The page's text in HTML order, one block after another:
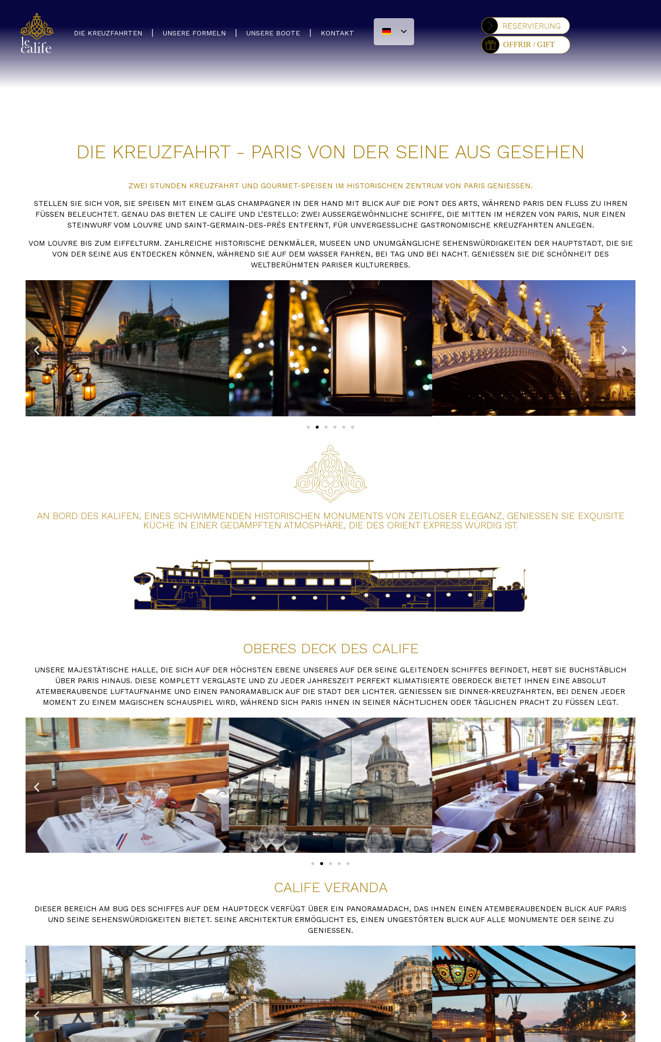
DIE KREUZFAHRTEN UNSERE FORMELN UNSERE BOOTE KONTAKT
DIE KREUZFAHRT - PARIS VON DER SEINE AUS GESEHEN
ZWEI STUNDEN KREUZFAHRT UND GOURMET-SPEISEN IM HISTORISCHEN ZENTRUM VON PARIS GENIESSEN.
STELLEN SIE SICH VOR, SIE SPEISEN MIT EINEM GLAS CHAMPAGNER IN DER HAND MIT BLICK AUF DIE PONT DES ARTS, WÄHREND PARIS DEN FLUSS ZU IHREN
FÜSSEN BELEUCHTET. GENAU DAS BIETEN LE CALIFE UND L’ESTELLO: ZWEI AUSSERGEWÖHNLICHE SCHIFFE, DIE MITTEN IM HERZEN VON PARIS, NUR EINEN ST
EINWURF VOM LOUVRE UND SAINT-GERMAIN-DES-PRÉS ENTFERNT, FÜR UNVERGESSLICHE GASTRONOMISCHE KREUZFAHRTEN ANLEGEN.
VOM LOUVRE BIS ZUM EIFFELTURM. ZAHLREICHE HISTORISCHE DENKMÄLER, MUSEEN UND UNUMGÄNGLICHE SEHENSWÜRDIGKEITEN DER HAUPTSTADT, DIE SIE
VON DER SEINE AUS ENTDECKEN KÖNNEN, WÄHREND SIE AUF DEM WASSER FAHREN, BEI TAG UND BEI NACHT. GENIESSEN SIE DIE SCHÖNHEIT DES W
ELTBERÜHMTEN PARISER KULTURERBES.
AN BORD DES KALIFEN, EINES SCHWIMMENDEN HISTORISCHEN MONUMENTS VON ZEITLOSER ELEGANZ, GENIESSEN SIE EXQUISITE K
ÜCHE IN EINER GEDÄMPFTEN ATMOSPHÄRE, DIE DES ORIENT EXPRESS WÜRDIG IST.
OBERES DECK DES CALIFE
UNSERE MAJESTÄTISCHE HALLE, DIE SICH AUF DER HÖCHSTEN EBENE UNSERES AUF DER SEINE GLEITENDEN SCHIFFES BEFINDET, HEBT SIE BUCHSTÄBLICH
ÜBER PARIS HINAUS. DIESE KOMPLETT VERGLASTE UND ZU JEDER JAHRESZEIT PERFEKT KLIMATISIERTE OBERDECK BIETET IHNEN EINE ABSOLUT
ATEMBERAUBENDE LUFTAUFNAHME UND EINEN PANORAMABLICK AUF DIE STADT DER LICHTER. GENIESSEN SIE DINNER-KREUZFAHRTEN, BEI DENEN JEDER M
OMENT ZU EINEM MAGISCHEN SCHAUSPIEL WIRD, WÄHREND SICH PARIS IHNEN IN SEINER NÄCHTLICHEN ODER TÄGLICHEN PRACHT ZU FÜSSEN LEGT.
CALIFE VERANDA
DIESER BEREICH AM BUG DES SCHIFFES AUF DEM HAUPTDECK VERFÜGT ÜBER EIN PANORAMADACH, DAS IHNEN EINEN ATEMBERAUBENDEN BLICK AUF PARIS
UND SEINE SEHENSWÜRDIGKEITEN BIETET. SEINE ARCHITEKTUR ERMÖGLICHT ES, EINEN UNGESTÖRTEN BLICK AUF ALLE MONUMENTE DER SEINE ZU
GENIESSEN.